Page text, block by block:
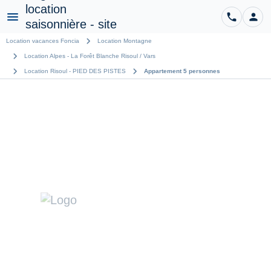
Menu phone person
Location vacances Foncia chevron_right Location Montagne
chevron_right Location Alpes - La Forêt Blanche Risoul / Vars
chevron_right Location Risoul - PIED DES PISTES chevron_right Appartement 5 personnes